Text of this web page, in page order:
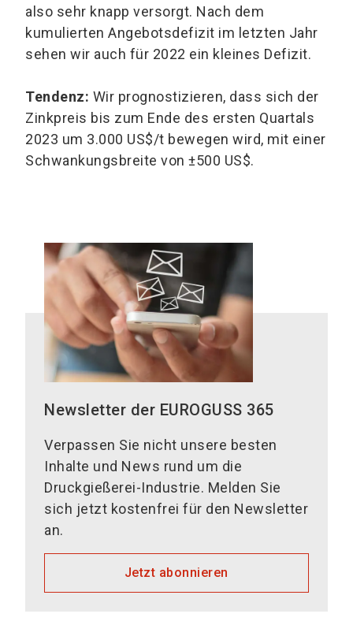
also sehr knapp versorgt. Nach dem
kumulierten Angebotsdefizit im letzten Jahr
sehen wir auch für 2022 ein kleines Defizit.
Tendenz: Wir prognostizieren, dass sich der
Zinkpreis bis zum Ende des ersten Quartals
2023 um 3.000 US$/t bewegen wird, mit einer
Schwankungsbreite von ±500 US$.
Newsletter der EUROGUSS 365
Verpassen Sie nicht unsere besten
Inhalte und News rund um die
Druckgießerei-Industrie. Melden Sie
sich jetzt kostenfrei für den Newsletter
an.
Jetzt abonnieren